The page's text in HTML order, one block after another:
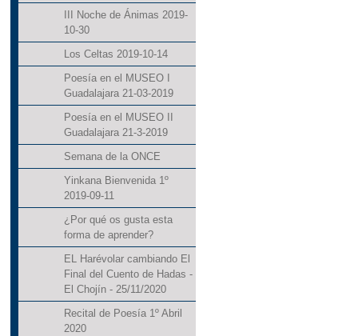
III Noche de Ánimas 2019-
10-30
Los Celtas 2019-10-14
Poesía en el MUSEO I
Guadalajara 21-03-2019
Poesía en el MUSEO II
Guadalajara 21-3-2019
Semana de la ONCE
Yinkana Bienvenida 1º
2019-09-11
¿Por qué os gusta esta
forma de aprender?
EL Harévolar cambiando El
Final del Cuento de Hadas -
El Chojín - 25/11/2020
Recital de Poesía 1º Abril
2020